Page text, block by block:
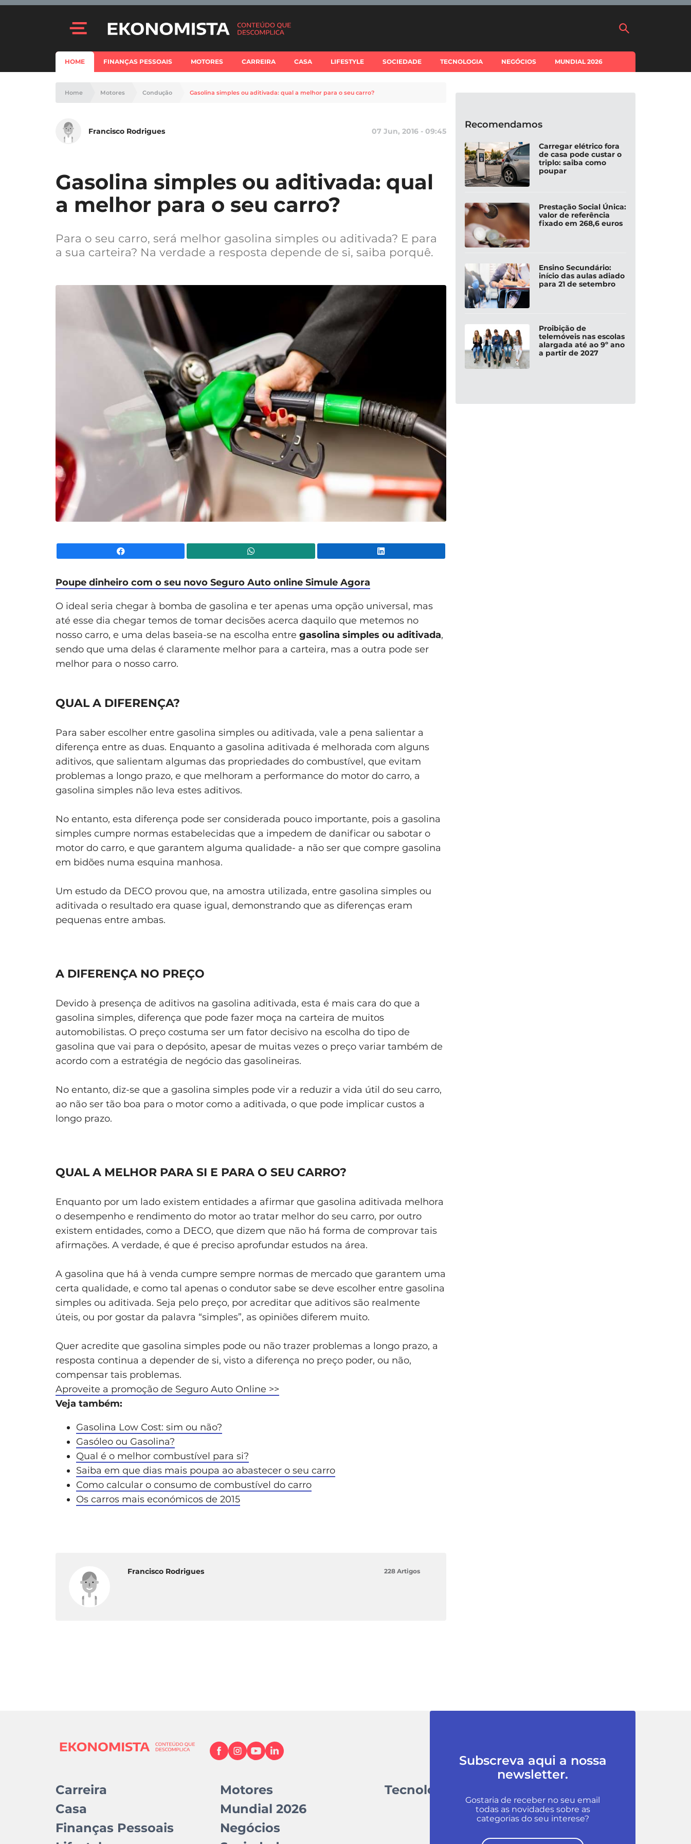
HOME FINANÇAS PESSOAIS MOTORES CARREIRA CASA LIFESTYLE SOCIEDADE TECNOLOGIA NEGÓCIOS MUNDIAL 2026
Home Motores Condução Gasolina simples ou aditivada: qual a melhor para o seu carro?
Francisco Rodrigues 07 Jun, 2016 - 09:45
Gasolina simples ou aditivada: qual
a melhor para o seu carro?
Para o seu carro, será melhor gasolina simples ou aditivada? E para
a sua carteira? Na verdade a resposta depende de si, saiba porquê.
Poupe dinheiro com o seu novo Seguro Auto online Simule Agora
O ideal seria chegar à bomba de gasolina e ter apenas uma opção universal, mas
até esse dia chegar temos de tomar decisões acerca daquilo que metemos no
nosso carro, e uma delas baseia-se na escolha entre gasolina simples ou aditivada,
sendo que uma delas é claramente melhor para a carteira, mas a outra pode ser
melhor para o nosso carro.
QUAL A DIFERENÇA?
Para saber escolher entre gasolina simples ou aditivada, vale a pena salientar a
diferença entre as duas. Enquanto a gasolina aditivada é melhorada com alguns
aditivos, que salientam algumas das propriedades do combustível, que evitam
problemas a longo prazo, e que melhoram a performance do motor do carro, a
gasolina simples não leva estes aditivos.
No entanto, esta diferença pode ser considerada pouco importante, pois a gasolina
simples cumpre normas estabelecidas que a impedem de danificar ou sabotar o
motor do carro, e que garantem alguma qualidade- a não ser que compre gasolina
em bidões numa esquina manhosa.
Um estudo da DECO provou que, na amostra utilizada, entre gasolina simples ou
aditivada o resultado era quase igual, demonstrando que as diferenças eram
pequenas entre ambas.
A DIFERENÇA NO PREÇO
Devido à presença de aditivos na gasolina aditivada, esta é mais cara do que a
gasolina simples, diferença que pode fazer moça na carteira de muitos
automobilistas. O preço costuma ser um fator decisivo na escolha do tipo de
gasolina que vai para o depósito, apesar de muitas vezes o preço variar também de
acordo com a estratégia de negócio das gasolineiras.
No entanto, diz-se que a gasolina simples pode vir a reduzir a vida útil do seu carro,
ao não ser tão boa para o motor como a aditivada, o que pode implicar custos a
longo prazo.
QUAL A MELHOR PARA SI E PARA O SEU CARRO?
Enquanto por um lado existem entidades a afirmar que gasolina aditivada melhora
o desempenho e rendimento do motor ao tratar melhor do seu carro, por outro
existem entidades, como a DECO, que dizem que não há forma de comprovar tais
afirmações. A verdade, é que é preciso aprofundar estudos na área.
A gasolina que há à venda cumpre sempre normas de mercado que garantem uma
certa qualidade, e como tal apenas o condutor sabe se deve escolher entre gasolina
simples ou aditivada. Seja pelo preço, por acreditar que aditivos são realmente
úteis, ou por gostar da palavra “simples”, as opiniões diferem muito.
Quer acredite que gasolina simples pode ou não trazer problemas a longo prazo, a
resposta continua a depender de si, visto a diferença no preço poder, ou não,
compensar tais problemas.
Aproveite a promoção de Seguro Auto Online >>
Veja também:
Gasolina Low Cost: sim ou não?
Gasóleo ou Gasolina?
Qual é o melhor combustível para si?
Saiba em que dias mais poupa ao abastecer o seu carro
Como calcular o consumo de combustível do carro
Os carros mais económicos de 2015
Francisco Rodrigues 228 Artigos
Recomendamos
Carregar elétrico fora
de casa pode custar o
triplo: saiba como
poupar
Prestação Social Única:
valor de referência
fixado em 268,6 euros
Ensino Secundário:
início das aulas adiado
para 21 de setembro
Proibição de
telemóveis nas escolas
alargada até ao 9º ano
a partir de 2027
Carreira
Casa
Finanças Pessoais
Motores
Mundial 2026
Negócios
Tecnologia
Subscreva aqui a nossa
newsletter.
Gostaria de receber no seu email
todas as novidades sobre as
categorias do seu interese?